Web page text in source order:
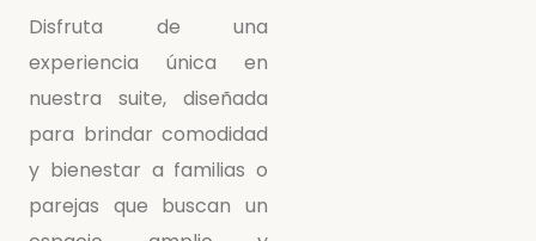
Disfruta de una
experiencia única en
nuestra suite, diseñada
para brindar comodidad
y bienestar a familias o
parejas que buscan un